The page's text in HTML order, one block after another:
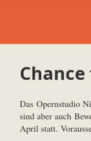
Das Opernstudio
sind aber auch
April statt.